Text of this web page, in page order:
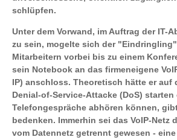
schlüpfen.
Unter dem Vorwand, im Auftrag der IT-
zu sein, mogelte sich der
Mitarbeitern vorbei bis zu einem
sein Notebook an das firmeneigene
IP) anschloss. Theoretisch hätte er auf
Denial-of-Service-Attacke (DoS) starten
Telefongespräche abhören können,
bedenken. Immerhin sei das VoIP-Netz
vom Datennetz getrennt gewesen -